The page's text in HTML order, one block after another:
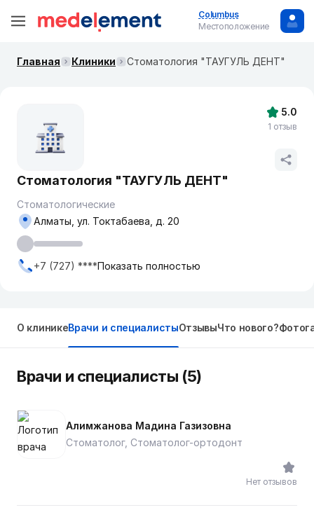
Columbus
Местоположение
Главная Клиники Стоматология "ТАУГУЛЬ ДЕНТ"
Стоматология "ТАУГУЛЬ ДЕНТ"
Стоматологические
Алматы, ул. Токтабаева, д. 20
+7 (727) ****Показать полностью
5.0
1 отзыв
О клиникеВрачи и специалистыОтзывыЧто нового?
Врачи и специалисты (5)
Алимжанова Мадина Газизовна
Стоматолог, Стоматолог-ортодонт
Нет отзывов